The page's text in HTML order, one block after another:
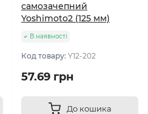
самозачепний
Yoshimoto2 (125 мм)
В наявності
Код товару: Y12-202
57.69 грн
До кошика